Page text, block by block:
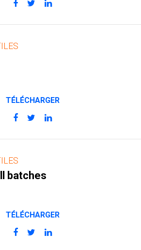
TÉLÉCHARGER
batches
TÉLÉCHARGER